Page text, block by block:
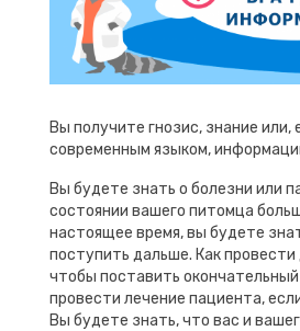
Вы получите гнозис, знание или,
современным языком,
Вы будете знать о болезни или
состоянии вашего питомца
настоящее время, вы будете
поступить дальше. Как провести
чтобы поставить окончательный
провести лечение пациента,
Вы будете знать, что вас и